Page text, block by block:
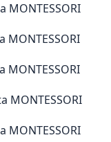
MONTESSORI
MONTESSORI
MONTESSORI
MONTESSORI
MONTESSORI